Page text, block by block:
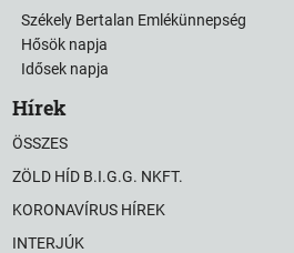
Székely Bertalan Emlékünnepség
Hősök napja
Idősek napja
Hírek
ÖSSZES
ZÖLD HÍD B.I.G.G. NKFT.
KORONAVÍRUS HÍREK
INTERJÚK